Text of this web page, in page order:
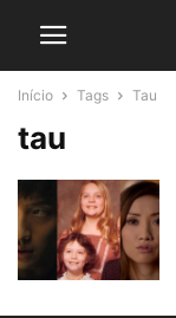
Início Tags Tau
tau